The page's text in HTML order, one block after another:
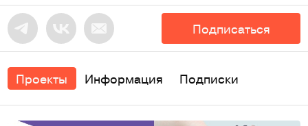
Подписаться
Проекты Информация Подписки